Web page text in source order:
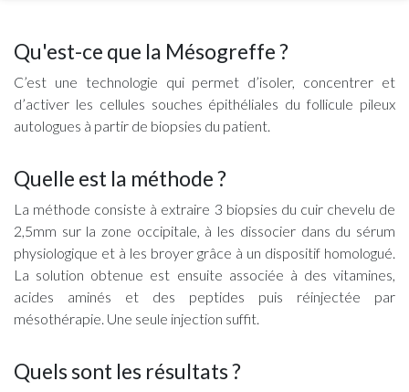
Qu'est-ce que la Mésogreffe ?
C’est une technologie qui permet d’isoler, concentrer et
d’activer les cellules souches épithéliales du follicule pileux
autologues à partir de biopsies du patient.
Quelle est la méthode ?
La méthode consiste à extraire 3 biopsies du cuir chevelu de
2,5mm sur la zone occipitale, à les dissocier dans du sérum
physiologique et à les broyer grâce à un dispositif homologué.
La solution obtenue est ensuite associée à des vitamines,
acides aminés et des peptides puis réinjectée par
mésothérapie. Une seule injection suffit.
Quels sont les résultats ?